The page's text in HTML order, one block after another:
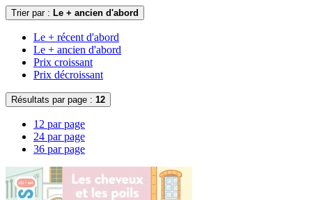
Trier par : Le + ancien d'abord
Le + récent d'abord
Le + ancien d'abord
Prix croissant
Prix décroissant
Résultats par page : 12
12 par page
24 par page
36 par page